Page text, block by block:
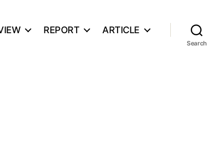
REPORT ARTICLE
Search